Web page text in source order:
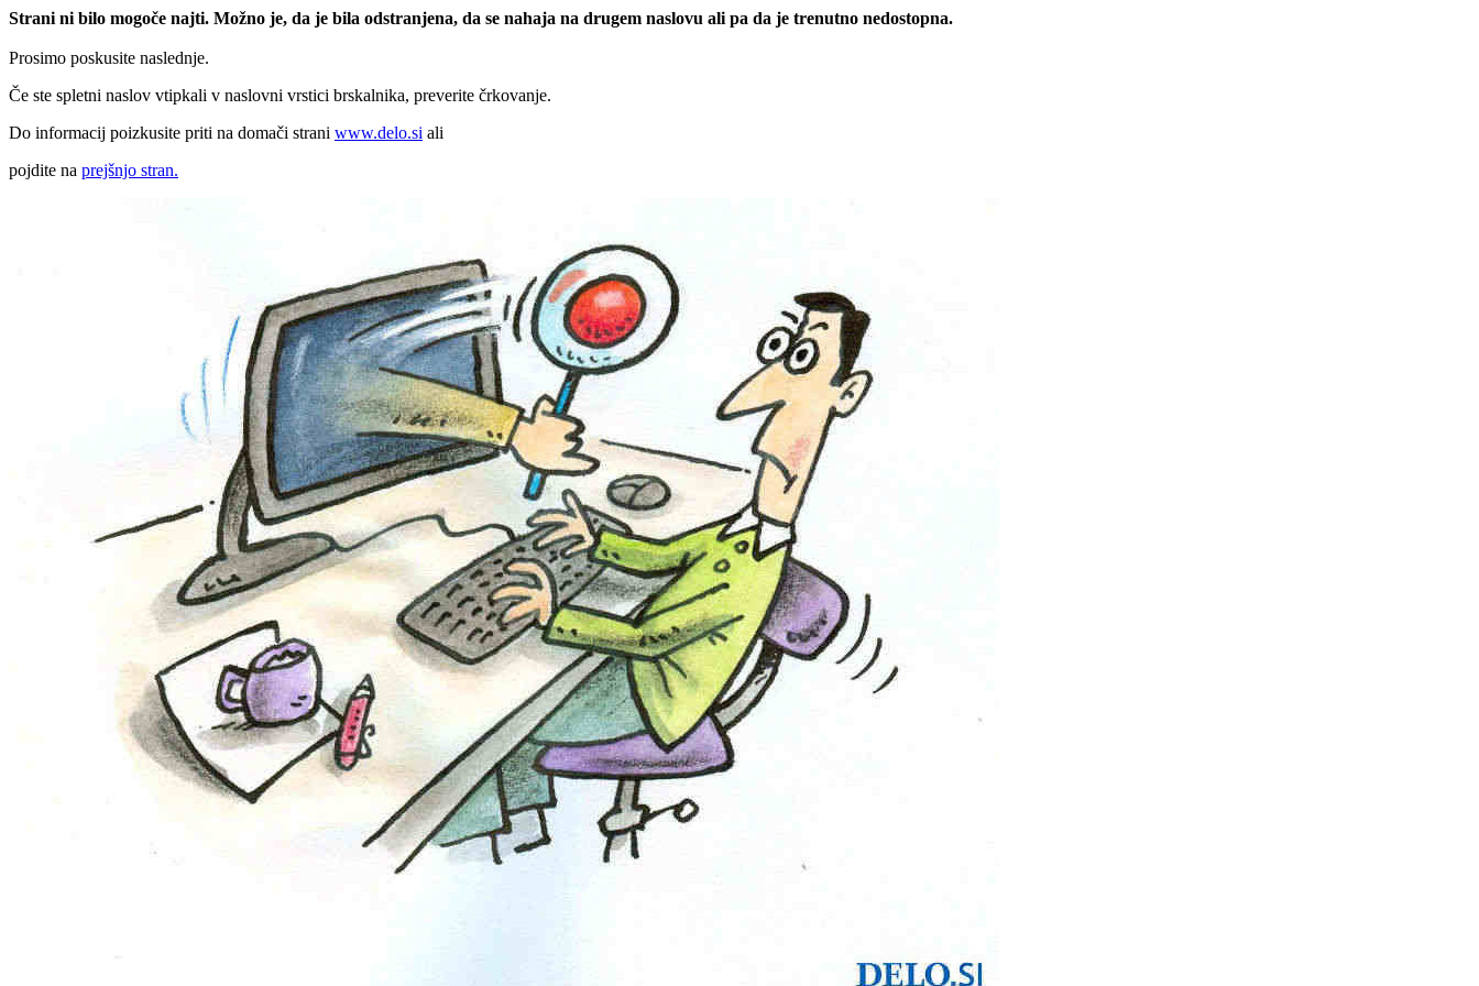
Strani ni bilo mogoče najti. Možno je, da je bila odstranjena, da se nahaja na drugem naslovu ali pa da je trenutno nedostopna.
Prosimo poskusite naslednje.
Če ste spletni naslov vtipkali v naslovni vrstici brskalnika, preverite črkovanje.
Do informacij poizkusite priti na domači strani www.delo.si ali
pojdite na prejšnjo stran.